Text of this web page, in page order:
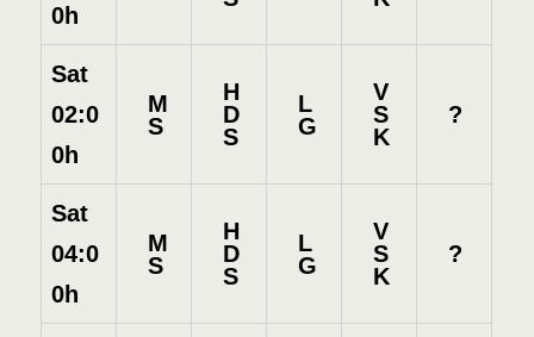
0h
Sat
02:0
0h
M
S
H
D
S
L
G
V
S
K
?
Sat
04:0
0h
M
S
H
D
S
L
G
V
S
K
?